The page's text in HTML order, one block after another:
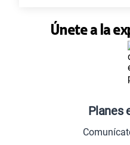
Únete a la
Planes
Comunícate